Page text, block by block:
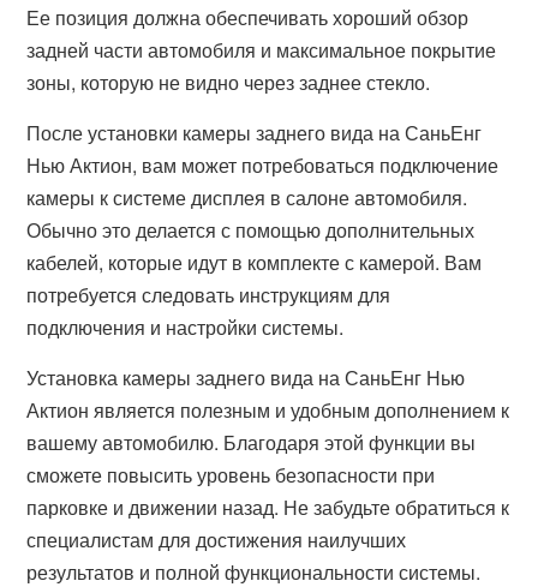
Ее позиция должна обеспечивать хороший обзор
задней части автомобиля и максимальное покрытие
зоны, которую не видно через заднее стекло.
После установки камеры заднего вида на СаньЕнг
Нью Актион, вам может потребоваться подключение
камеры к системе дисплея в салоне автомобиля.
Обычно это делается с помощью дополнительных
кабелей, которые идут в комплекте с камерой. Вам
потребуется следовать инструкциям для
подключения и настройки системы.
Установка камеры заднего вида на СаньЕнг Нью
Актион является полезным и удобным дополнением к
вашему автомобилю. Благодаря этой функции вы
сможете повысить уровень безопасности при
парковке и движении назад. Не забудьте обратиться к
специалистам для достижения наилучших
результатов и полной функциональности системы.